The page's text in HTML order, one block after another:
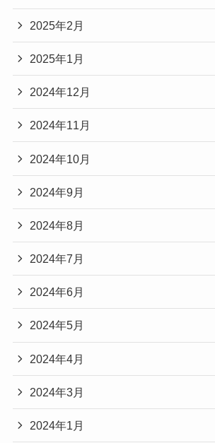
2025年2月
2025年1月
2024年12月
2024年11月
2024年10月
2024年9月
2024年8月
2024年7月
2024年6月
2024年5月
2024年4月
2024年3月
2024年1月